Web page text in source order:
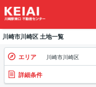
川崎市川崎区 土地一覧
エリア 川崎市川崎区
詳細条件